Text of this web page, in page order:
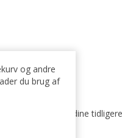
du vil kunne se dine
og andre
du brug af